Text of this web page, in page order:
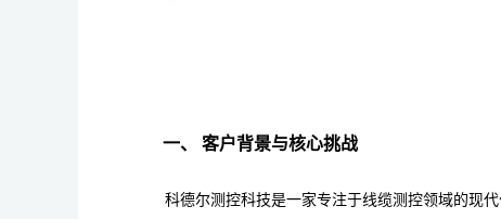
一、 客户背景与核心挑战
科德尔测控科技是一家专注于线缆测控领域的现